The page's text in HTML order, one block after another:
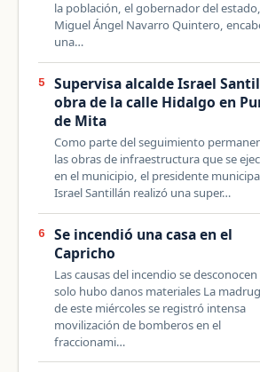
la población, el gobernador del estado,
Miguel Ángel Navarro Quintero,
una…
5
Supervisa alcalde Israel
obra de la calle Hidalgo en
de Mita
Como parte del seguimiento
las obras de infraestructura que se
en el municipio, el presidente
Israel Santillán realizó una super…
6
Se incendió una casa en el
Capricho
Las causas del incendio se desconocen
solo hubo danos materiales La
de este miércoles se registró intensa
movilización de bomberos en el
fraccionami…